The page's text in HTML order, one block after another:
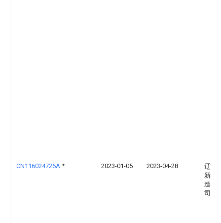
CN116024726A * 2023-01-05 2023-04-28
辽宁
新材
造有
司